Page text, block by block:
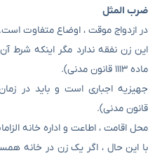
ضرب المثل
در ازدواج موقت ، اوضاع متفاوت است.
این زن نفقه ندارد مگر اینکه
ماده ۱۱۱۳ قانون مدنی).
قانون مدنی).
محل اقامت ، اطاعت و اداره خانه
با این حال ، اگر یک زن در خانه